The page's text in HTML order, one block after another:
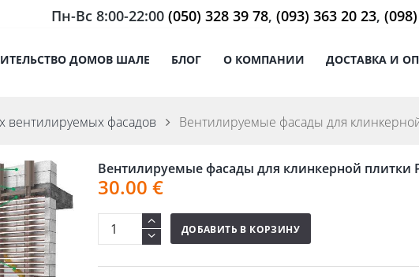
Пн-Вс 8:00-22:00 (050) 328 39 78, (093) 363 20 23,
ДОМОВ ШАЛЕ БЛОГ О КОМПАНИИ ДОСТАВКА И
вентилируемых фасадов Вентилируемые фасады для
Вентилируемые фасады для клинкерной плитки
30.00 €
ДОБАВИТЬ В КОРЗИНУ